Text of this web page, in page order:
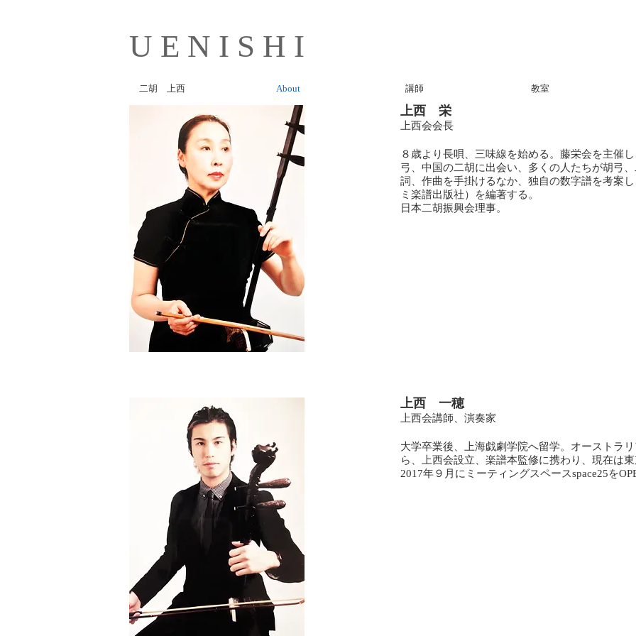
U E N I S H I
二胡 上西 About 講師 教室
上西 栄
上西会会長
８歳より長唄、三味線を始める。藤栄会を主催
弓、中国の二胡に出会い、多くの人たちが胡弓
詞、作曲を手掛けるなか、独自の数字譜を考案
ミ楽譜出版社）を編著する。
日本二胡振興会理事。
上西 一穂
上西会講師、演奏家
大学卒業後、上海戯劇学院へ留学。オーストラ
ら、上西会設立、楽譜本監修に携わり、現在は
2017年９月にミーティングスペースspace25を